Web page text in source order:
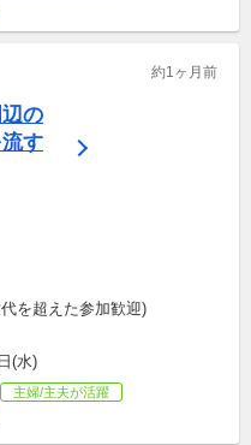
約1ヶ月前
の
す
を超えた参加歓迎)
(水)
主婦/主夫が活躍